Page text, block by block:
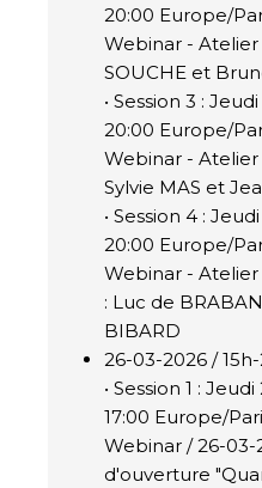
20:00 Europe/
Webinar - Atelier
SOUCHE et
• Session 3 :
20:00 Europe/
Webinar -
Sylvie MAS et
• Session 4 :
20:00 Europe/
Webinar -
: Luc de
BIBARD
26-03-2026 /
• Session 1 :
17:00 Europe/
Webinar / 26-
d'ouverture